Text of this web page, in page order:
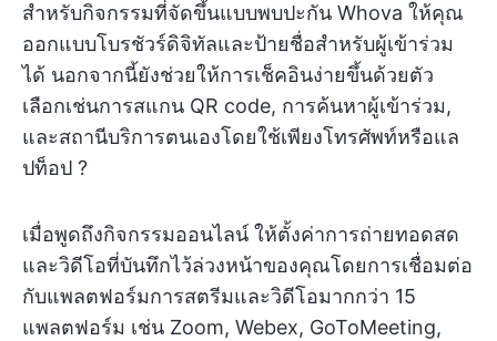
สำหรับกิจกรรมที่จัดขึ้นแบบพบปะกัน Whova ให้คุณ
ออกแบบโบรชัวร์ดิจิทัลและป้ายชื่อสำหรับผู้เข้าร่วม
ได้ นอกจากนี้ยังช่วยให้การเช็คอินง่ายขึ้นด้วยตัว
เลือกเช่นการสแกน QR code, การค้นหาผู้เข้าร่วม,
และสถานีบริการตนเองโดยใช้เพียงโทรศัพท์หรือแล
ปท็อป ?
เมื่อพูดถึงกิจกรรมออนไลน์ ให้ตั้งค่าการถ่ายทอดสด
และวิดีโอที่บันทึกไว้ล่วงหน้าของคุณโดยการเชื่อมต่อ
กับแพลตฟอร์มการสตรีมและวิดีโอมากกว่า 15
แพลตฟอร์ม เช่น Zoom, Webex, GoToMeeting,